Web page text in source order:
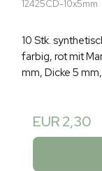
12425CD-10x5mm
10 Stk.
farbig, rot mit
mm, Dicke 5
EUR 2,30